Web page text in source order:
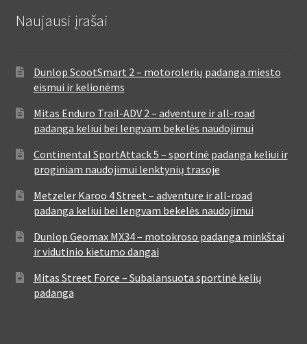
Naujausi įrašai
Dunlop ScootSmart 2 – motorolerių padanga miesto
eismui ir kelionėms
Mitas Enduro Trail-ADV 2 – adventure ir all-road
padanga keliui bei lengvam bekelės naudojimui
Continental SportAttack 5 – sportinė padanga keliui ir
proginiam naudojimui lenktynių trasoje
Metzeler Karoo 4 Street – adventure ir all-road
padanga keliui bei lengvam bekelės naudojimui
Dunlop Geomax MX34 – motokroso padanga minkštai
ir vidutinio kietumo dangai
Mitas Street Force – Subalansuota sportinė kelių
padanga